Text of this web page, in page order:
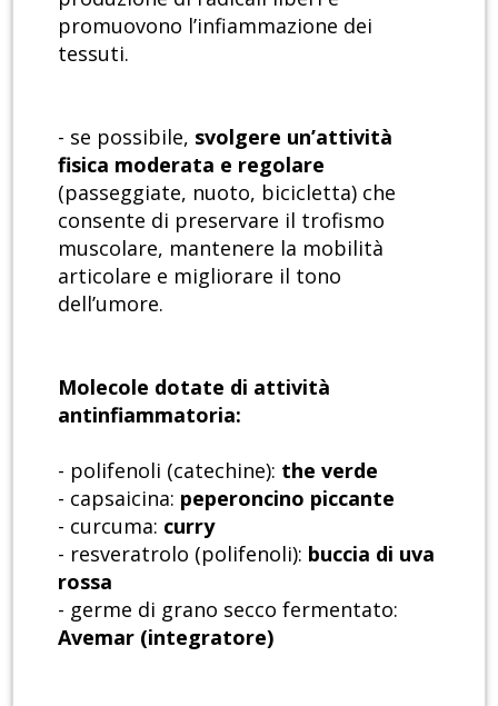
promuovono l’infiammazione dei
tessuti.
- se possibile, svolgere un’attività
fisica moderata e regolare
(passeggiate, nuoto, bicicletta) che
consente di preservare il trofismo
muscolare, mantenere la mobilità
articolare e migliorare il tono
dell’umore.
Molecole dotate di attività
antinfiammatoria:
- polifenoli (catechine): the verde
- capsaicina: peperoncino piccante
- curcuma: curry
- resveratrolo (polifenoli): buccia di uva
rossa
- germe di grano secco fermentato:
Avemar (integratore)